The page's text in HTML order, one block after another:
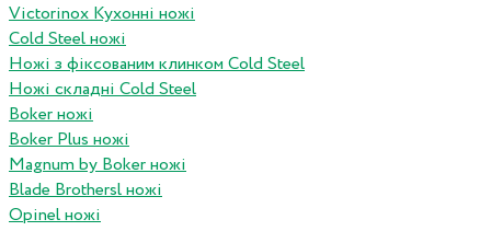
Victorinox Кухонні ножі
Cold Steel ножі
Ножі з фіксованим клинком Cold Steel
Ножі складні Cold Steel
Boker ножі
Boker Plus ножі
Magnum by Boker ножі
Blade Brothersl ножі
Opinel ножі